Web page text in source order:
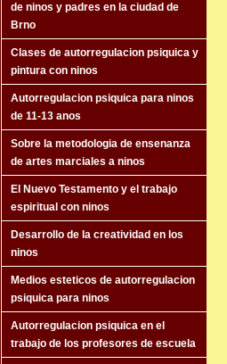
de ninos y padres en la ciudad de
Brno
Clases de autorregulacion psiquica y
pintura con ninos
Autorregulacion psiquica para ninos
de 11-13 anos
Sobre la metodologia de ensenanza
de artes marciales a ninos
El Nuevo Testamento y el trabajo
espiritual con ninos
Desarrollo de la creatividad en los
ninos
Medios esteticos de autorregulacion
psiquica para ninos
Autorregulacion psiquica en el
trabajo de los profesores de escuela